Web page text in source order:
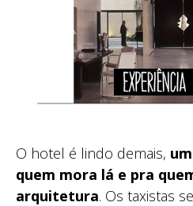
O hotel é lindo demais,
quem mora lá e pra
arquitetura. Os taxistas